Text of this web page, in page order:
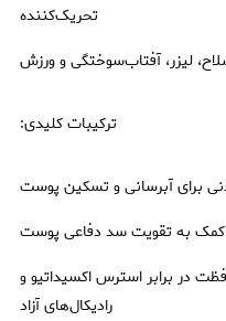
تحریک‌کننده
لیزر، آفتاب‌سوختگی و ورزش
ترکیبات کلیدی:
برای آبرسانی و تسکین پوست
به تقویت سد دفاعی پوست
در برابر استرس اکسیداتیو و
رادیکال‌های آزاد